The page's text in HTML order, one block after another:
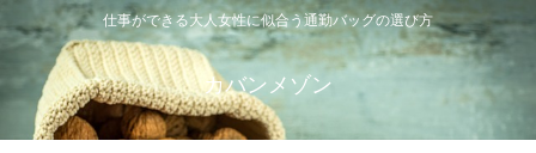
仕事ができる大人女性に似合う通勤バッグの選び方
カバンメゾン